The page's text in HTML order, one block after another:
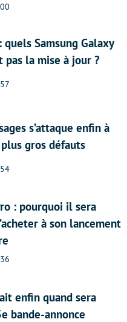
Samsung Galaxy
pas la mise à jour ?
s’attaque enfin à
gros défauts
: pourquoi il sera
à son lancement
enfin quand sera
bande-annonce